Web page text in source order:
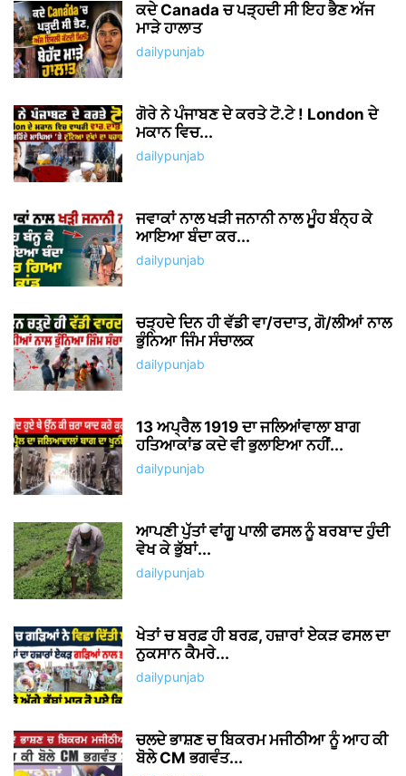
ਕਦੇ Canada ਚ ਪੜ੍ਹਦੀ ਸੀ ਇਹ ਭੈਣ ਅੱਜ
ਮਾੜੇ ਹਾਲਾਤ
dailypunjab
ਗੋਰੇ ਨੇ ਪੰਜਾਬਣ ਦੇ ਕਰਤੇ ਟੋ.ਟੇ ! London ਦੇ
ਮਕਾਨ ਵਿਚ...
dailypunjab
ਜਵਾਕਾਂ ਨਾਲ ਖੜੀ ਜਨਾਨੀ ਨਾਲ ਮੂੰਹ ਬੰਨ੍ਹ ਕੇ
ਆਇਆ ਬੰਦਾ ਕਰ...
dailypunjab
ਚੜ੍ਹਦੇ ਦਿਨ ਹੀ ਵੱਡੀ ਵਾ/ਰਦਾਤ, ਗੋ/ਲੀਆਂ ਨਾਲ
ਭੁੰਨਿਆ ਜਿੰਮ ਸੰਚਾਲਕ
dailypunjab
13 ਅਪ੍ਰੈਲ 1919 ਦਾ ਜਲਿਆਂਵਾਲਾ ਬਾਗ
ਹਤਿਆਕਾਂਡ ਕਦੇ ਵੀ ਭੁਲਾਇਆ ਨਹੀਂ...
dailypunjab
ਆਪਣੀ ਪੁੱਤਾਂ ਵਾਂਗੂ ਪਾਲੀ ਫਸਲ ਨੂੰ ਬਰਬਾਦ ਹੁੰਦੀ
ਵੇਖ ਕੇ ਭੁੱਬਾਂ...
dailypunjab
ਖੇਤਾਂ ਚ ਬਰਫ਼ ਹੀ ਬਰਫ਼, ਹਜ਼ਾਰਾਂ ਏਕੜ ਫਸਲ ਦਾ
ਨੁਕਸਾਨ ਕੈਮਰੇ...
dailypunjab
ਚਲਦੇ ਭਾਸ਼ਣ ਚ ਬਿਕਰਮ ਮਜੀਠੀਆ ਨੂੰ ਆਹ ਕੀ
ਬੋਲੇ CM ਭਗਵੰਤ...